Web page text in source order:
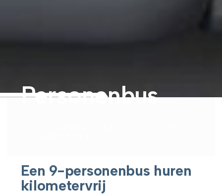
Personenbus
Een 9-personenbus huren
kilometervrij